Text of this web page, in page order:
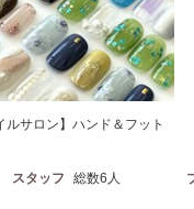
サロン】ハンド＆フット
スタッフ 総数6人